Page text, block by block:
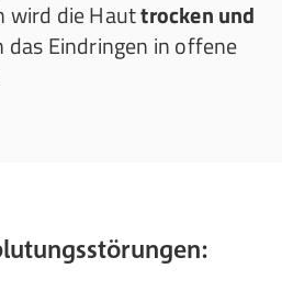
wird die Hauttrocken und
das Eindringen in offene